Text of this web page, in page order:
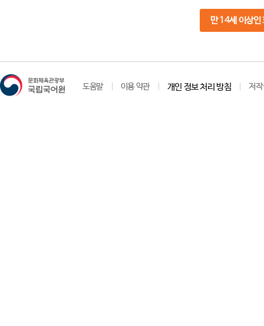
만 14세 이상인
도움말 이용 약관 개인 정보 처리 방침 저